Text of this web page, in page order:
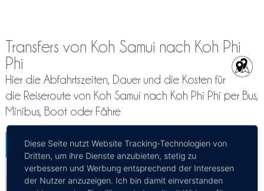
Transfers von Koh Samui nach Koh Phi
Phi
Hier die Abfahrtszeiten, Dauer und die Kosten für
die Reiseroute von Koh Samui nach Koh Phi Phi per Bus,
Minibus, Boot oder Fähre
Koh Samui - Koh Phi Phi
Mehr Infos / Tickets
Fähre Koh Samui - Koh Phi Phi
Diese Seite nutzt Website Tracking-Technologien von
Dritten, um ihre Dienste anzubieten, stetig zu
verbessern und Werbung entsprechend der Interessen
der Nutzer anzuzeigen. Ich bin damit einverstanden